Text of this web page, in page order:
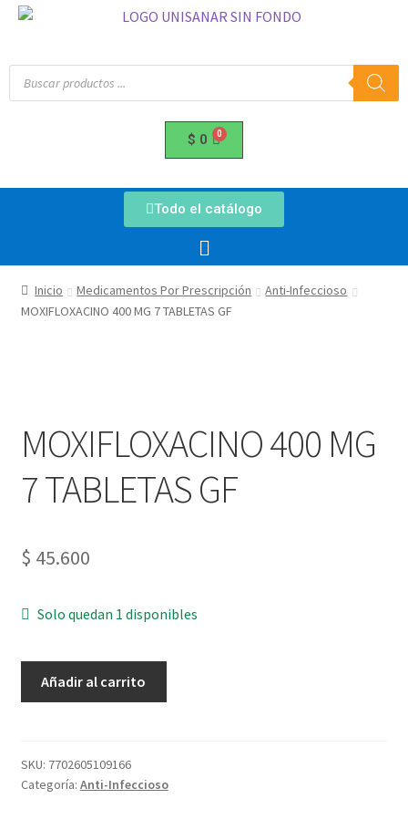
$ 0
Todo el catálogo
Inicio Medicamentos Por Prescripción
Anti-Infeccioso
MOXIFLOXACINO 400 MG 7 TABLETAS GF
MOXIFLOXACINO 400 MG
7 TABLETAS GF
$ 45.600
Solo quedan 1 disponibles
Añadir al carrito
SKU: 7702605109166
Categoría: Anti-Infeccioso